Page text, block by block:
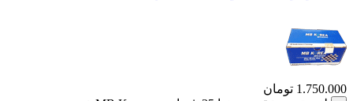
1.750.000 تومان